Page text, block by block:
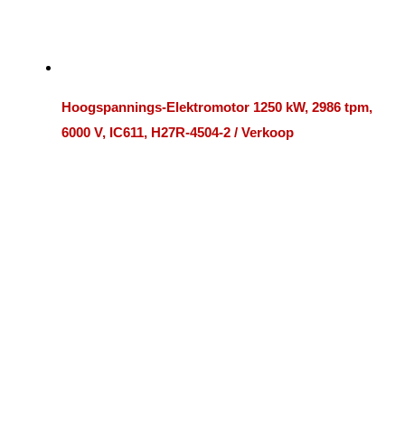
Hoogspannings-Elektromotor 1250 kW, 2986 tpm,
6000 V, IC611, H27R-4504-2 / Verkoop